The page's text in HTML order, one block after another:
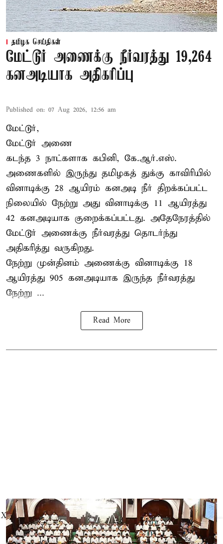
தமிழக செய்திகள்
மேட்டூர் அணைக்கு நீர்வரத்து 19,264
கனஅடியாக அதிகரிப்பு
Published on: 07 Aug 2026, 12:56 am
மேட்டூர்,
மேட்டூர் அணை
கடந்த 3 நாட்களாக கபினி, கே.ஆர்.எஸ்.
அணைகளில் இருந்து தமிழகத் துக்கு காவிரியில்
வினாடிக்கு 28 ஆயிரம் கனஅடி நீர் திறக்கப்பட்ட
நிலையில் நேற்று அது வினாடிக்கு 11 ஆயிரத்து
42 கனஅடியாக குறைக்கப்பட்டது. அதேநேரத்தில்
மேட்டூர் அணைக்கு நீர்வரத்து தொடர்ந்து
அதிகரித்து வருகிறது.
நேற்று முன்தினம் அணைக்கு வினாடிக்கு 18
ஆயிரத்து 905 கனஅடியாக இருந்த நீர்வரத்து
நேற்று ...
Read More
X